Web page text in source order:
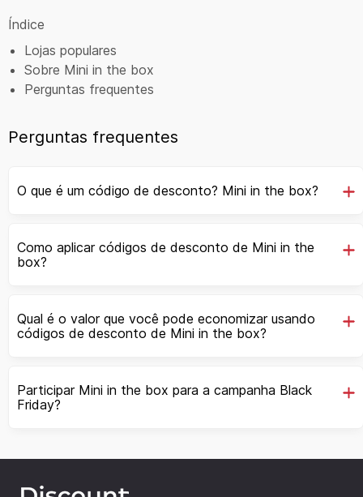
Índice
Lojas populares
Sobre Mini in the box
Perguntas frequentes
Perguntas frequentes
O que é um código de desconto? Mini in the box?
Como aplicar códigos de desconto de Mini in the
box?
Qual é o valor que você pode economizar usando
códigos de desconto de Mini in the box?
Participar Mini in the box para a campanha Black
Friday?